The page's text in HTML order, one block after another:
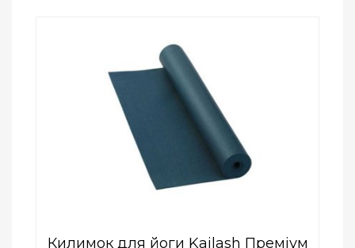
Килимок для йоги Kailash Преміум
ПРИДБАТИ
Add to Wishlist